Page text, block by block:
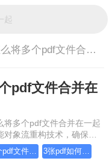
怎么将多个pdf文件合并在一起
pdf文件合并在
将多个pdf文件合并在一起
象流重构技术，确保文
且排版不乱码。支持一键
路 SSL 加密保障隐私安
3个pdf文件合并成一个